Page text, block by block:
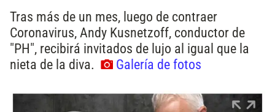
Tras más de un mes, luego de contraer
Coronavirus, Andy Kusnetzoff, conductor de
"PH", recibirá invitados de lujo al igual que la
nieta de la diva.
Galería de fotos